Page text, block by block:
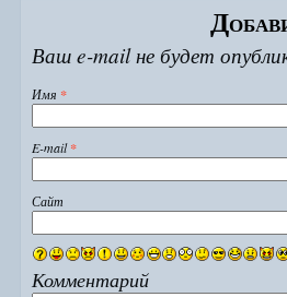
Ваш e-mail не будет
Имя *
E-mail*
Сайт
Комментарий